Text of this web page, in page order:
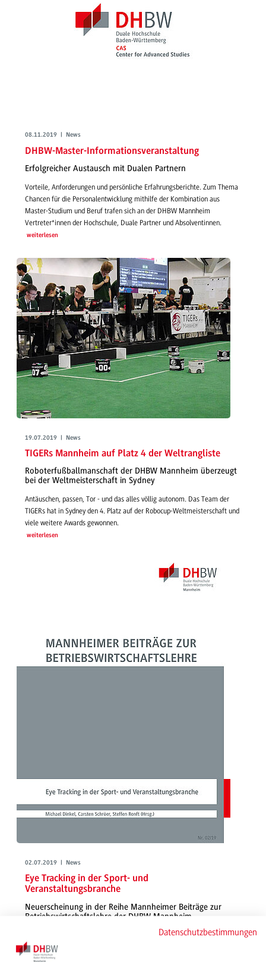
08.11.2019 | News
DHBW-Master-Informationsveranstaltung
Erfolgreicher Austausch mit Dualen Partnern
Vorteile, Anforderungen und persönliche Erfahrungsberichte. Zum Thema
Chancen für die Personalentwicklung mithilfe der Kombination aus
Master-Studium und Beruf trafen sich an der DHBW Mannheim
Vertreter*innen der Hochschule, Duale Partner und Absolventinnen.
weiterlesen
19.07.2019 | News
TIGERs Mannheim auf Platz 4 der Weltrangliste
Roboterfußballmanschaft der DHBW Mannheim überzeugt
bei der Weltmeisterschaft in Sydney
Antäuschen, passen, Tor - und das alles völlig autonom. Das Team der
TIGERs hat in Sydney den 4. Platz auf der Robocup-Weltmeisterschaft und
viele weitere Awards gewonnen.
weiterlesen
02.07.2019 | News
Eye Tracking in der Sport- und
Veranstaltungsbranche
Neuerscheinung in der Reihe Mannheimer Beiträge zur
Betriebswirtschaftslehre der DHBW Mannheim
Die Digitalisierung hält Einzug in die Sport- und Veranstalungsbranche. In
der Publikation setzen sich Prof. Dr. Dinkel, Prof. Dr. Schröer und Steffen
Ronft mit den Möglichkeiten, dem Erfolg und der Wirksamkeit von
Datenschutzbestimmungen